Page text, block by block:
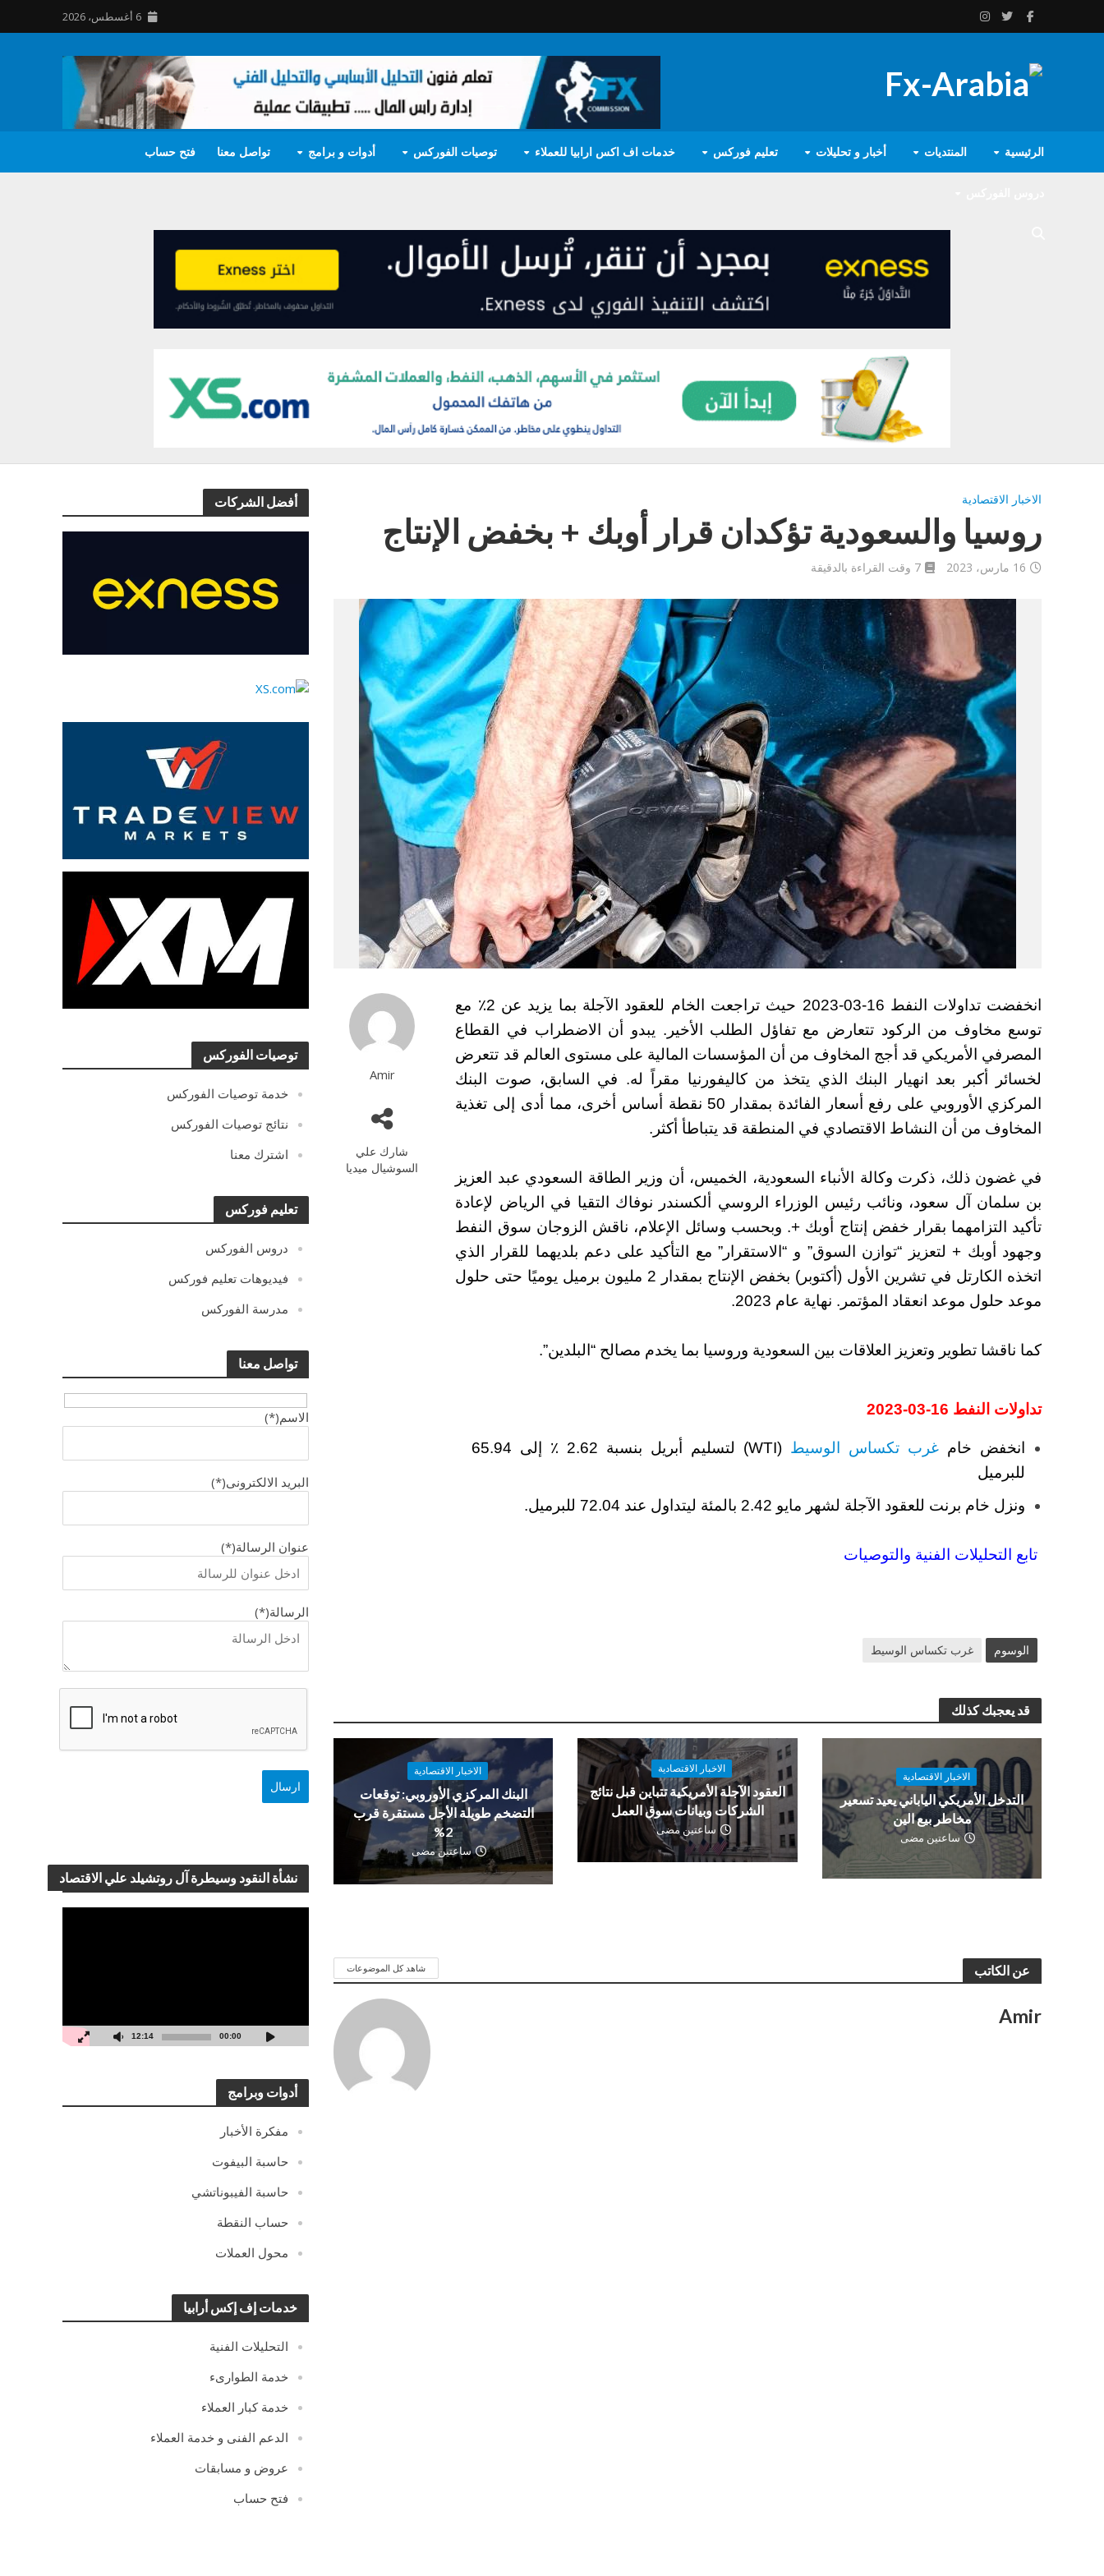
6 أغسطس، 2026
الرئيسية المنتديات أخبار و تحليلات تعليم فوركس خدمات اف اكس ارابيا للعملاء توصيات الفوركس أدوات و برامج تواصل معنا فتح حساب
أفضل الشركات
توصيات الفوركس
خدمة توصيات الفوركس
نتائج توصيات الفوركس
اشترك معنا
تعليم فوركس
دروس الفوركس
فيديوهات تعليم فوركس
مدرسة الفوركس
تواصل معنا
الاسم(*)
البريد الالكترونى(*)
عنوان الرسالة(*)
الرسالة(*)
نشأة النقود وسيطرة آل روتشيلد علي الاقتصاد
00:00
12:14
أدوات وبرامج
مفكرة الأخبار
حاسبة البيفوت
حاسبة الفيبوناتشي
حساب النقطة
محول العملات
خدمات إف إكس أرابيا
التحليلات الفنية
خدمة الطوارىء
خدمة كبار العملاء
الدعم الفنى و خدمة العملاء
عروض و مسابقات
فتح حساب
الاخبار الاقتصادية
روسيا والسعودية تؤكدان قرار أوبك + بخفض الإنتاج
16 مارس، 2023 7 وقت القراءة بالدقيقة
Amir
شارك علي
السوشيال ميديا
انخفضت تداولات النفط 16-03-2023 حيث تراجعت الخام للعقود الآجلة بما يزيد عن 2٪ مع
توسع مخاوف من الركود تتعارض مع تفاؤل الطلب الأخير. يبدو أن الاضطراب في القطاع
المصرفي الأمريكي قد أجج المخاوف من أن المؤسسات المالية على مستوى العالم قد تتعرض
لخسائر أكبر بعد انهيار البنك الذي يتخذ من كاليفورنيا مقراً له. في السابق، صوت البنك
المركزي الأوروبي على رفع أسعار الفائدة بمقدار 50 نقطة أساس أخرى، مما أدى إلى تغذية
المخاوف من أن النشاط الاقتصادي في المنطقة قد يتباطأ أكثر.
في غضون ذلك، ذكرت وكالة الأنباء السعودية، الخميس، أن وزير الطاقة السعودي عبد العزيز
بن سلمان آل سعود، ونائب رئيس الوزراء الروسي ألكسندر نوفاك التقيا في الرياض لإعادة
تأكيد التزامهما بقرار خفض إنتاج أوبك +. وبحسب وسائل الإعلام، ناقش الزوجان سوق النفط
وجهود أوبك + لتعزيز “توازن السوق” و “الاستقرار” مع التأكيد على دعم بلديهما للقرار الذي
اتخذه الكارتل في تشرين الأول (أكتوبر) بخفض الإنتاج بمقدار 2 مليون برميل يوميًا حتى حلول
موعد حلول موعد انعقاد المؤتمر. نهاية عام 2023.
كما ناقشا تطوير وتعزيز العلاقات بين السعودية وروسيا بما يخدم مصالح “البلدين”.
تداولات النفط 16-03-2023
انخفض خام غرب تكساس الوسيط
(WTI) لتسليم أبريل بنسبة 2.62 ٪ إلى 65.94
للبرميل
ونزل خام برنت للعقود الآجلة لشهر مايو 2.42 بالمئة ليتداول عند 72.04 للبرميل.
تابع التحليلات الفنية والتوصيات
الوسوم غرب تكساس الوسيط
قد يعجبك كذلك
الاخبار الاقتصادية
التدخل الأمريكي الياباني يعيد تسعير
مخاطر بيع الين
ساعتين مضى
الاخبار الاقتصادية
العقود الآجلة الأمريكية تتباين قبل نتائج
الشركات وبيانات سوق العمل
ساعتين مضى
الاخبار الاقتصادية
البنك المركزي الأوروبي: توقعات
التضخم طويلة الأجل مستقرة قرب
2%
ساعتين مضى
عن الكاتب شاهد كل الموضوعات
Amir